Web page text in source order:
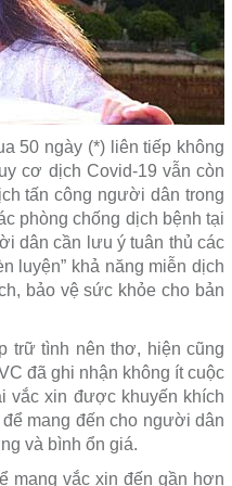
50 ngày (*) liên tiếp không
cơ dịch Covid-19 vẫn còn
tấn công người dân trong
phòng chống dịch bệnh tại
dân cần lưu ý tuân thủ các
luyện” khả năng miễn dịch
bảo vệ sức khỏe cho bản
trữ tình nên thơ, hiện cũng
đã ghi nhận không ít cuộc
vắc xin được khuyến khích
mang đến cho người dân
và bình ổn giá.
mang vắc xin đến gần hơn